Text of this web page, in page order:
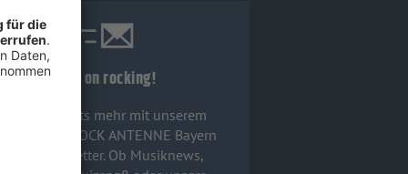
Keep on rocking!
Verpass' nichts mehr mit unserem
ROCK ANTENNE Bayern
Rock-Newsletter. Ob Musiknews,